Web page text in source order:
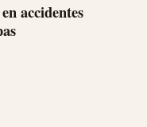
accidentes